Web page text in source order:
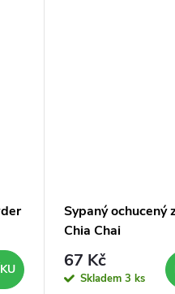
Sypaný ochucený
Chia Chai
67 Kč
Skladem 3 ks